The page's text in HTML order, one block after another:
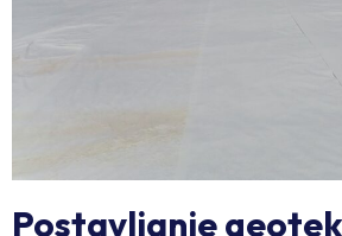
Postavljanje